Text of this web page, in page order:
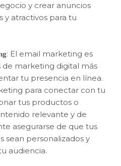
y crear anuncios
y atractivos para tu
: El email marketing es
de marketing digital más
tu presencia en línea.
para conectar con tu
tus productos o
relevante y de
asegurarse de que tus
sean personalizados y
audiencia.